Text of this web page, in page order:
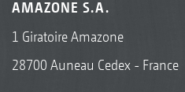
AMAZONE S.A.
1 Giratoire Amazone
28700 Auneau Cedex - France